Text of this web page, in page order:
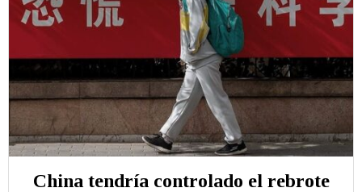
China tendría controlado el rebrote